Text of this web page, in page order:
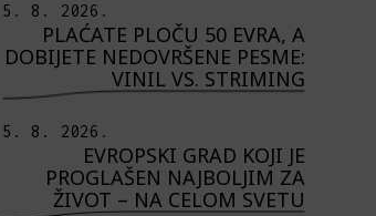
5. 8. 2026.
PLAĆATE PLOČU 50 EVRA, A
DOBIJETE NEDOVRŠENE PESME:
VINIL VS. STRIMING
5. 8. 2026.
EVROPSKI GRAD KOJI JE
PROGLAŠEN NAJBOLJIM ZA
ŽIVOT – NA CELOM SVETU